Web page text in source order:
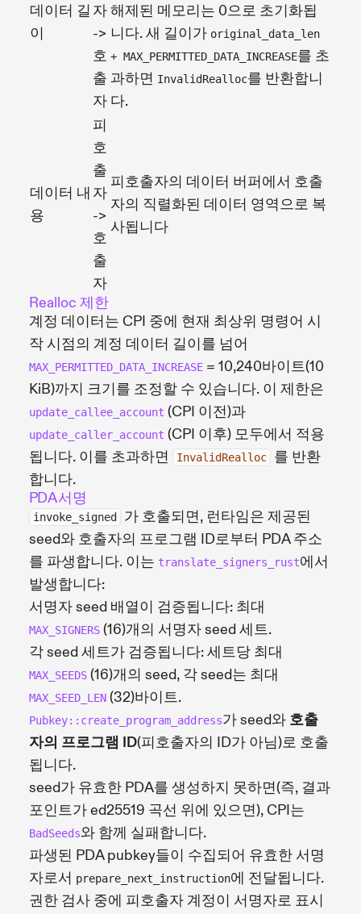
데이터 길
이
자
->
호
출
자
해제된 메모리는 0으로 초기화됩
니다. 새 길이가 original_data_len
+ MAX_PERMITTED_DATA_INCREASE를 초
과하면 InvalidRealloc를 반환합니
다.
데이터 내
용
피
호
출
자
->
호
출
자
피호출자의 데이터 버퍼에서 호출
자의 직렬화된 데이터 영역으로 복
사됩니다
Realloc 제한
계정 데이터는 CPI 중에 현재 최상위 명령어 시
작 시점의 계정 데이터 길이를 넘어
MAX_PERMITTED_DATA_INCREASE = 10,240바이트(10
KiB)까지 크기를 조정할 수 있습니다. 이 제한은
update_callee_account (CPI 이전)과
update_caller_account (CPI 이후) 모두에서 적용
됩니다. 이를 초과하면
InvalidRealloc
를 반환
합니다.
PDA 서명
invoke_signed
가 호출되면, 런타임은 제공된
seed와 호출자의 프로그램 ID로부터 PDA 주소
를 파생합니다. 이는 translate_signers_rust에서
발생합니다:
서명자 seed 배열이 검증됩니다: 최대
MAX_SIGNERS (16)개의 서명자 seed 세트.
각 seed 세트가 검증됩니다: 세트당 최대
MAX_SEEDS (16)개의 seed, 각 seed는 최대
MAX_SEED_LEN (32)바이트.
Pubkey::create_program_address가 seed와 호출
자의 프로그램 ID(피호출자의 ID가 아님)로 호출
됩니다.
seed가 유효한 PDA를 생성하지 못하면(즉, 결과
포인트가 ed25519 곡선 위에 있으면), CPI는
BadSeeds와 함께 실패합니다.
파생된 PDA pubkey들이 수집되어 유효한 서명
자로서 prepare_next_instruction에 전달됩니다.
권한 검사 중에 피호출자 계정이 서명자로 표시